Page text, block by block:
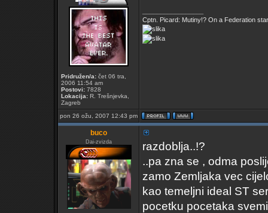
Pridružen/a: čet 06 tra,
2006 11:54 am
Postovi: 7828
Lokacija: R. Trešnjevka,
Zagreb
Cptn. Picard: Mutiny!? On a Federation
pon 26 ožu, 2007 12:43 pm
buco
Dai-zvizda
razdoblja..!?
..pa zna se , odma
zamo Zemljaka vec
kao temeljni ideal ST
pocetku pocetaka